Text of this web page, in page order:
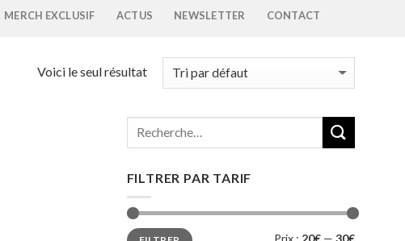
MERCH EXCLUSIF ACTUS NEWSLETTER CONTACT
Voici le seul résultat
FILTRER PAR TARIF
Prix
Prix